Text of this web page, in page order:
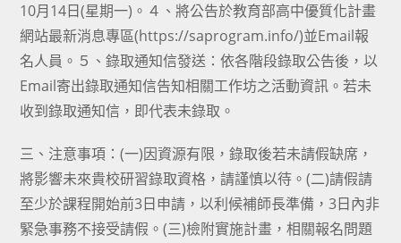
10月14日(星期一)。４、將公告於教育部高中優質化計畫
網站最新消息專區(https://saprogram.info/)並Email報
名人員。５、錄取通知信發送：依各階段錄取公告後，以
Email寄出錄取通知信告知相關工作坊之活動資訊。若未
收到錄取通知信，即代表未錄取。
三、注意事項：(一)因資源有限，錄取後若未請假缺席，
將影響未來貴校研習錄取資格，請謹慎以待。(二)請假請
至少於課程開始前3日申請，以利候補師長準備，3日內非
緊急事務不接受請假。(三)檢附實施計畫，相關報名問題